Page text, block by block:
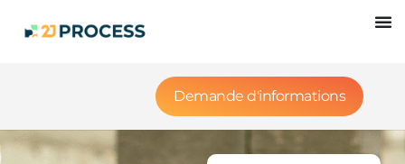
Demande d'informations